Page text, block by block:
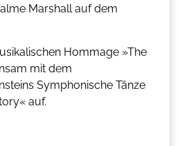
Marshall auf dem
Hommage »The
mit dem
Symphonische Tänze
auf.